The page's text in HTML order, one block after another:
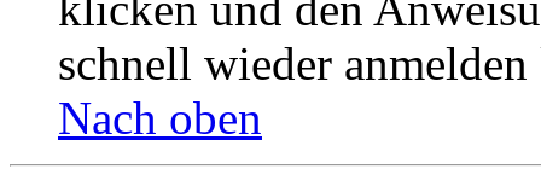
schnell wieder
Nach oben